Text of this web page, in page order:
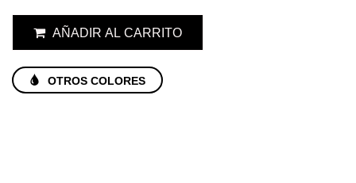
AÑADIR AL CARRITO
OTROS COLORES